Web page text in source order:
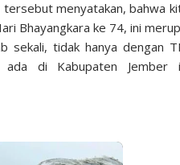
menyatakan, bahwa
Bhayangkara ke 74, ini
sekali, tidak hanya dengan
di Kabupaten Jember